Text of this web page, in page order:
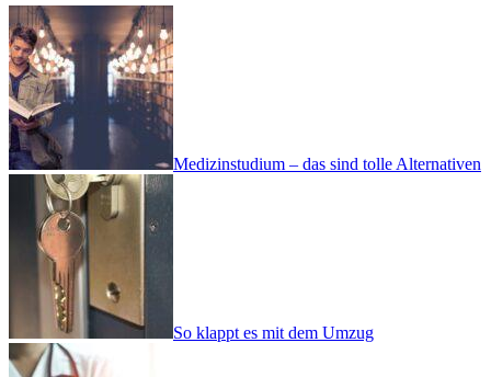
Medizinstudium – das sind tolle Alternativen
So klappt es mit dem Umzug